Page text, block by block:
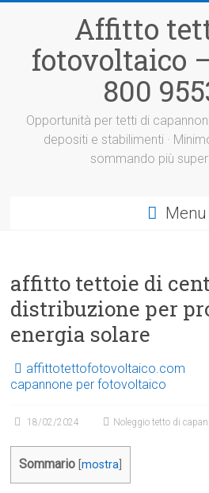
Affitto
fotovoltaico
800
Opportunità per tetti di
depositi e stabilimenti ·
sommando più
Menu
affitto tettoie di
distribuzione per
energia solare
affittotettofotovoltaico.com
capannone per fotovoltaico
18/02/2024 Noleggio tetto di
Sommario [mostra